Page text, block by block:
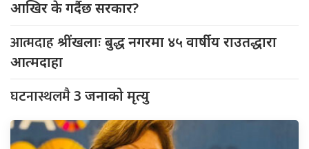
आखिर के गर्दैछ सरकार?
आत्मदाहश्रींखलाः बुद्ध नगरमा ४५ वार्षीय राउतद्धारा
आत्मदाहा
घटनास्थलमै3 जनाको मृत्यु